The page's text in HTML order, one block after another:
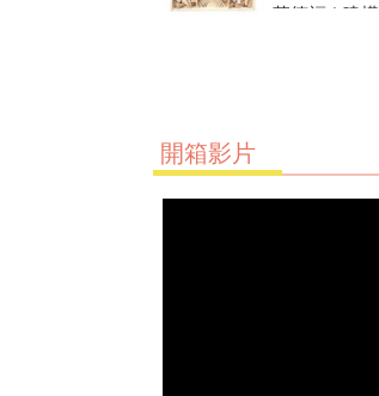
華德福 * 建構
開箱影片